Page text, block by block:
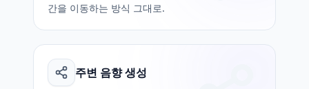
간을 이동하는 방식 그대로.
주변 음향 생성